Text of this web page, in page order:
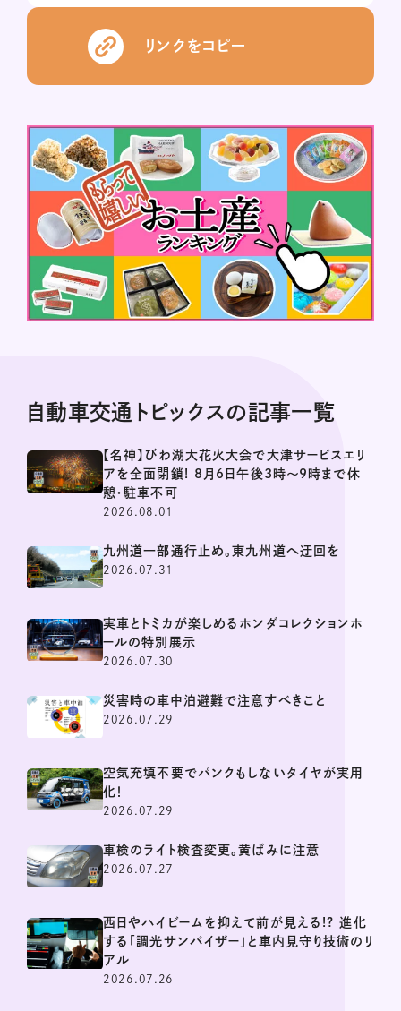
リンクをコピー
自動車交通トピックスの記事一覧
【名神】びわ湖大花火大会で大津サービスエリ
アを全面閉鎖! 8月6日午後3時～9時まで休
憩・駐車不可
2026.08.01
九州道一部通行止め。東九州道へ迂回を
2026.07.31
実車とトミカが楽しめるホンダコレクションホ
ールの特別展示
2026.07.30
災害時の車中泊避難で注意すべきこと
2026.07.29
空気充填不要でパンクもしないタイヤが実用
化！
2026.07.29
車検のライト検査変更。黄ばみに注意
2026.07.27
西日やハイビームを抑えて前が見える!? 進化
する「調光サンバイザー」と車内見守り技術のリ
アル
2026.07.26